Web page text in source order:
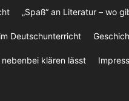
„Spaß“ an Literatur – wo
Deutschunterricht
klären lässt